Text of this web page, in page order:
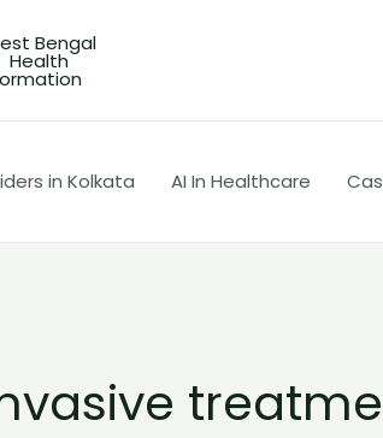
in Kolkata AI In Healthcare